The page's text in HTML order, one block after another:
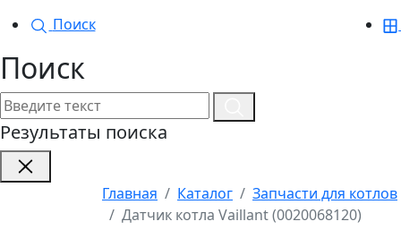
Поиск
Поиск
Результаты поиска
Главная Каталог
Запчасти для котлов
Датчик котла Vaillant (0020068120)